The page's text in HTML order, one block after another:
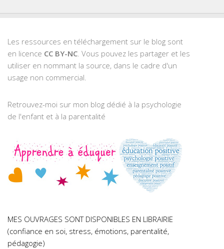
Les ressources en téléchargement sur le blog sont
en licence CC BY-NC. Vous pouvez les partager et les
utiliser en nommant la source, dans le cadre d'un
usage non commercial.
Retrouvez-moi sur mon blog dédié à la psychologie
de l'enfant et à la parentalité
MES OUVRAGES SONT DISPONIBLES EN LIBRAIRIE
(confiance en soi, stress, émotions, parentalité,
pédagogie)